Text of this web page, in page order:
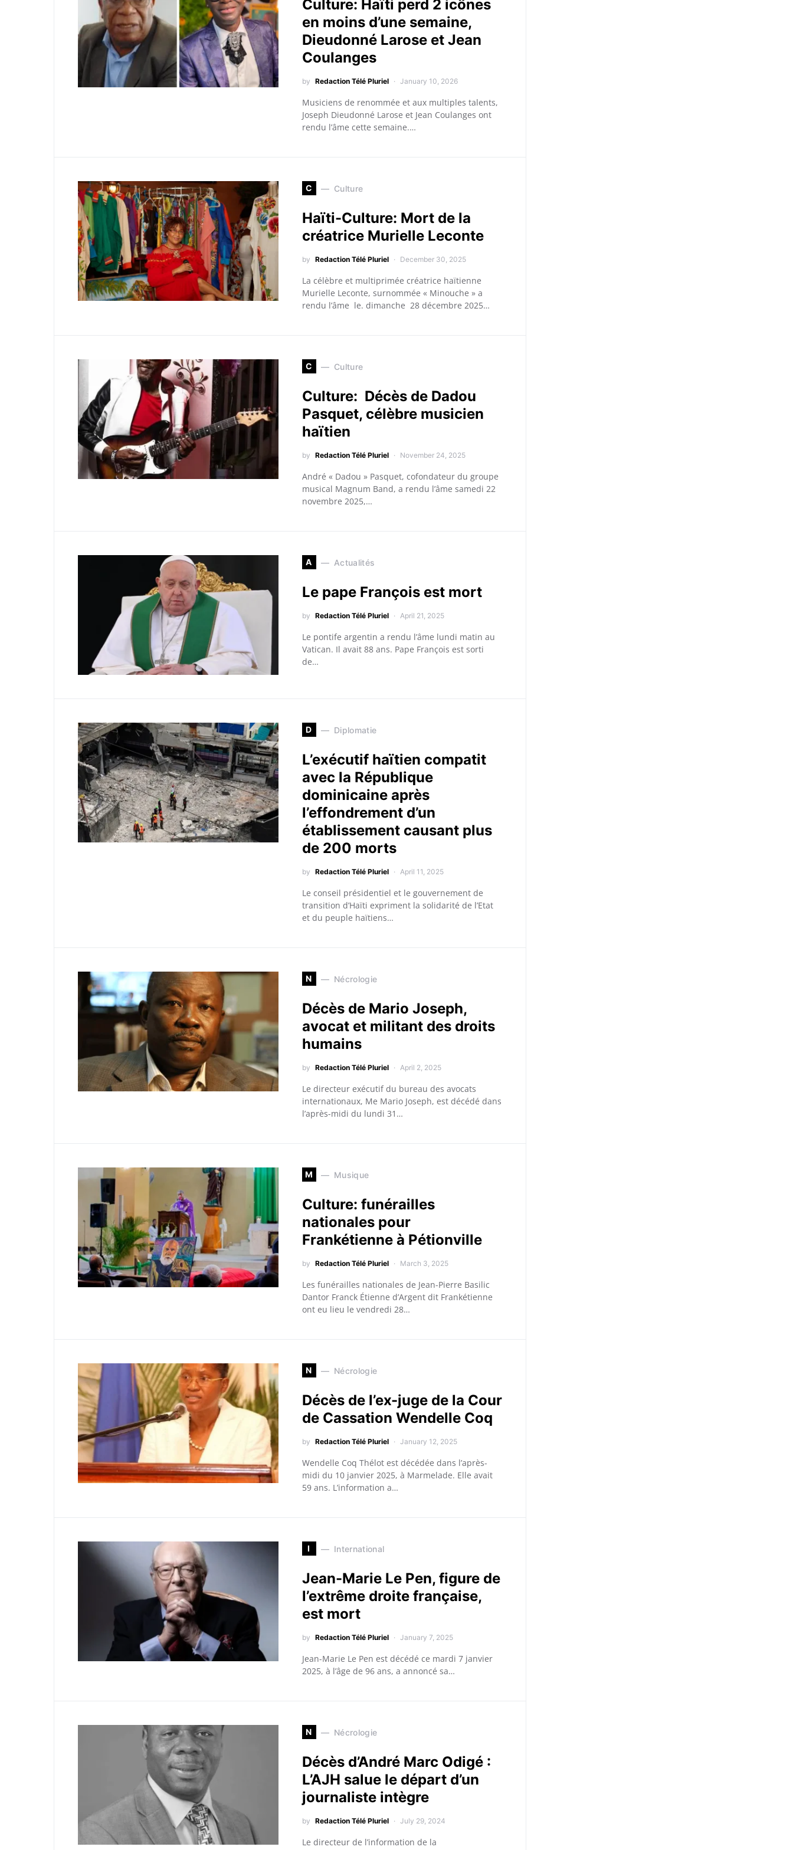
Culture: Haïti perd 2 icônes
en moins d’une semaine,
Dieudonné Larose et Jean
Coulanges
by Redaction Télé Pluriel January 10, 2026
Musiciens de renommée et aux multiples talents,
Joseph Dieudonné Larose et Jean Coulanges ont
rendu l’âme cette semaine.…
C Culture
Haïti-Culture: Mort de la
créatrice Murielle Leconte
by Redaction Télé Pluriel December 30, 2025
La célèbre et multiprimée créatrice haïtienne
Murielle Leconte, surnommée « Minouche » a
rendu l’âme le. dimanche 28 décembre 2025…
C Culture
Culture: Décès de Dadou
Pasquet, célèbre musicien
haïtien
by Redaction Télé Pluriel November 24, 2025
André « Dadou » Pasquet, cofondateur du groupe
musical Magnum Band, a rendu l’âme samedi 22
novembre 2025,…
A Actualités
Le pape François est mort
by Redaction Télé Pluriel April 21, 2025
Le pontife argentin a rendu l’âme lundi matin au
Vatican. Il avait 88 ans. Pape François est sorti
de…
D Diplomatie
L’exécutif haïtien compatit
avec la République
dominicaine après
l’effondrement d’un
établissement causant plus
de 200 morts
by Redaction Télé Pluriel April 11, 2025
Le conseil présidentiel et le gouvernement de
transition d’Haïti expriment la solidarité de l’Etat
et du peuple haïtiens…
N Nécrologie
Décès de Mario Joseph,
avocat et militant des droits
humains
by Redaction Télé Pluriel April 2, 2025
Le directeur exécutif du bureau des avocats
internationaux, Me Mario Joseph, est décédé dans
l’après-midi du lundi 31…
M Musique
Culture: funérailles
nationales pour
Frankétienne à Pétionville
by Redaction Télé Pluriel March 3, 2025
Les funérailles nationales de Jean-Pierre Basilic
Dantor Franck Étienne d’Argent dit Frankétienne
ont eu lieu le vendredi 28…
N Nécrologie
Décès de l’ex-juge de la Cour
de Cassation Wendelle Coq
by Redaction Télé Pluriel January 12, 2025
Wendelle Coq Thélot est décédée dans l’après-
midi du 10 janvier 2025, à Marmelade. Elle avait
59 ans. L’information a…
I International
Jean-Marie Le Pen, figure de
l’extrême droite française,
est mort
by Redaction Télé Pluriel January 7, 2025
Jean-Marie Le Pen est décédé ce mardi 7 janvier
2025, à l’âge de 96 ans, a annoncé sa…
N Nécrologie
Décès d’André Marc Odigé :
L’AJH salue le départ d’un
journaliste intègre
by Redaction Télé Pluriel July 29, 2024
Le directeur de l’information de la